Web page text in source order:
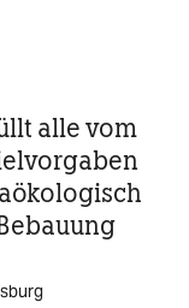
alle vom